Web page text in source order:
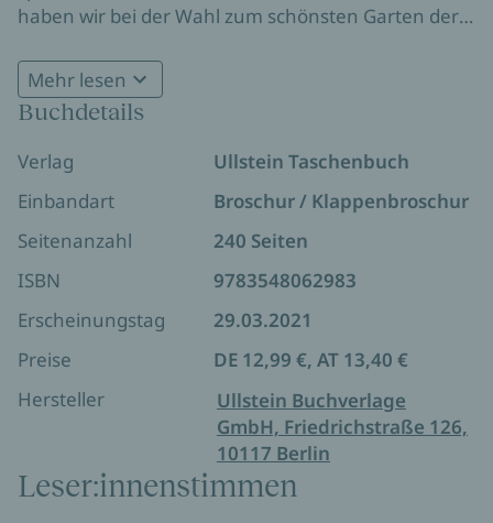
haben wir bei der Wahl zum schönsten Garten der
Platz hat es nicht gereicht, wissen Se, die
Schlehdorn von Parzelle 6 hatte uns eine hübsche
Topfpflanze ins Gewächshaus gestellt, und
dann hätte der Günter Habicht beinahe wegen
Hanfanbau die Polizei gerufen, denken Se sich das
nur! Aber ein zweiter Platz ist ja auch schön.«
Renate zieht die Gummistiefel an und packt
Handy und Rosenschere ein. Freuen Sie sich auf
ihre Abenteuer in der Kleingärtnerkolonie!
Mehr lesen
Buchdetails
Verlag
Ullstein Taschenbuch
Einbandart
Broschur / Klappenbroschur
Seitenanzahl
240 Seiten
ISBN
9783548062983
Erscheinungstag
29.03.2021
Preise
DE 12,99 €, AT 13,40 €
Hersteller
Ullstein Buchverlage
GmbH, Friedrichstraße 126,
10117 Berlin
Leser:innenstimmen